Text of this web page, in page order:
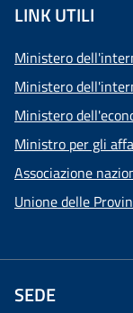
LINK UTILI
Ministero
Ministero
Ministero
Ministro per gli
Associazione
Unione delle
SEDE